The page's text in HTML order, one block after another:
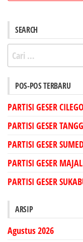
SEARCH
Cari
untuk:
POS-POS TERBARU
PARTISI GESER
PARTISI GESER
PARTISI GESER
PARTISI GESER
PARTISI GESER
ARSIP
Agustus 2026